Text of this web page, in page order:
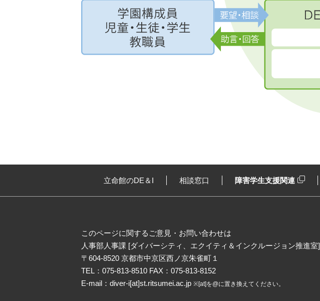
立命館のDE＆I 相談窓口 障害学生支援関連
このページに関するご意⾒・お問い合わせは
人事部人事課 [ダイバーシティ、エクイティ＆インクルージョン推進室]
〒604-8520 京都市中京区⻄ノ京朱雀町１
TEL：075-813-8510 FAX：075-813-8152
E-mail：diver-i[at]st.ritsumei.ac.jp ※[at]を@に置き換えてください。